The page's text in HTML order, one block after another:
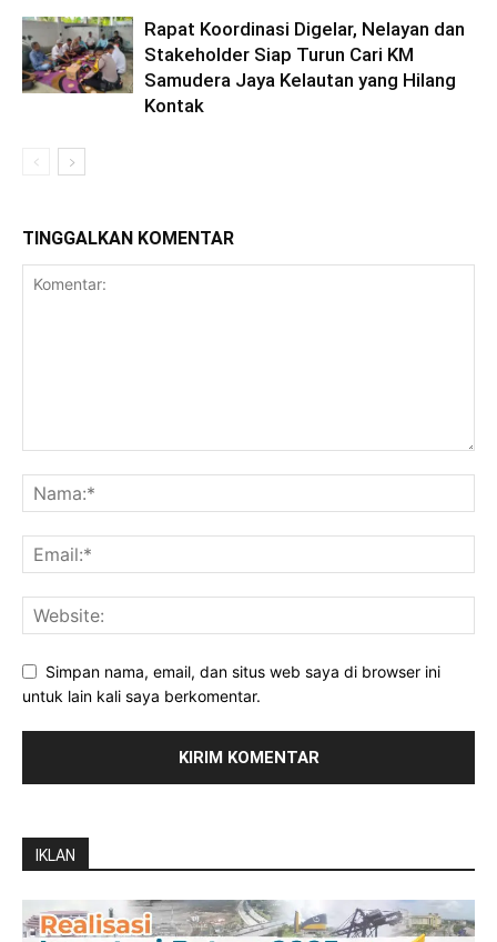
Rapat Koordinasi Digelar, Nelayan dan
Stakeholder Siap Turun Cari KM
Samudera Jaya Kelautan yang Hilang
Kontak
TINGGALKAN KOMENTAR
Simpan nama, email, dan situs web saya di browser ini
untuk lain kali saya berkomentar.
IKLAN